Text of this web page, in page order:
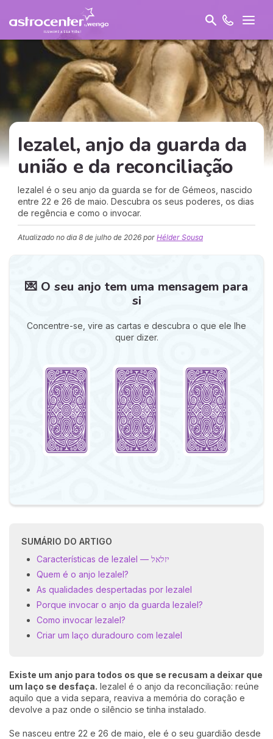
Iezalel, anjo da guarda da
união e da reconciliação
Iezalel é o seu anjo da guarda se for de Gémeos, nascido
entre 22 e 26 de maio. Descubra os seus poderes, os dias
de regência e como o invocar.
Atualizado no dia 8 de julho de 2026 por Hélder Sousa
💌 O seu anjo tem uma mensagem para
si
Concentre-se, vire as cartas e descubra o que ele lhe
quer dizer.
SUMÁRIO DO ARTIGO
Características de Iezalel — יזלאל
Quem é o anjo Iezalel?
As qualidades despertadas por Iezalel
Porque invocar o anjo da guarda Iezalel?
Como invocar Iezalel?
Criar um laço duradouro com Iezalel
Existe um anjo para todos os que se recusam a deixar que
um laço se desfaça. Iezalel é o anjo da reconciliação: reúne
aquilo que a vida separa, reaviva a memória do coração e
devolve a paz onde o silêncio se tinha instalado.
Se nasceu entre 22 e 26 de maio, ele é o seu guardião desde